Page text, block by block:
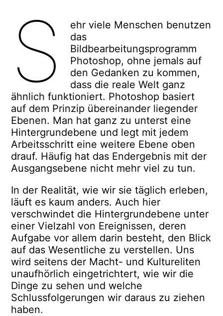
S
ehr viele Menschen benutzen
das
Bildbearbeitungsprogramm
Photoshop, ohne jemals auf
den Gedanken zu kommen,
dass die reale Welt ganz
ähnlich funktioniert. Photoshop basiert
auf dem Prinzip übereinander liegender
Ebenen. Man hat ganz zu unterst eine
Hintergrundebene und legt mit jedem
Arbeitsschritt eine weitere Ebene oben
drauf. Häufig hat das Endergebnis mit der
Ausgangsebene nicht mehr viel zu tun.
In der Realität, wie wir sie täglich erleben,
läuft es kaum anders. Auch hier
verschwindet die Hintergrundebene unter
einer Vielzahl von Ereignissen, deren
Aufgabe vor allem darin besteht, den Blick
auf das Wesentliche zu verstellen. Uns
wird seitens der Macht- und Kultureliten
unaufhörlich eingetrichtert, wie wir die
Dinge zu sehen und welche
Schlussfolgerungen wir daraus zu ziehen
haben.